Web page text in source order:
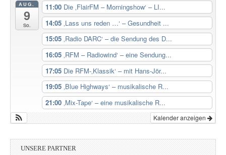
AUG.
9
So.
11:00 Die ‚FlairFM – Morningshow‘ – LI...
14:05 ‚Lass uns reden …‘ – Gesundheit ...
15:05 ‚Radio DARC‘ – die Sendung des D...
16:05 ‚RFM – Radiowind‘ – eine Sendung...
17:05 Die RFM-‚Klassik‘ – mit Hans-Jör...
19:05 ‚Blue Highways‘ – musikalische R...
21:00 ‚Mix-Tape‘ – eine musikalische R...
Kalender anzeigen
UNSERE PARTNER